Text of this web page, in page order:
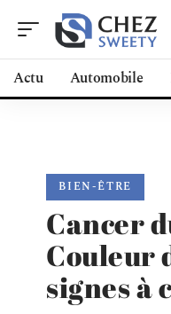
Actu Automobile
BIEN-ÊTRE
Cancer
Couleur
signes à